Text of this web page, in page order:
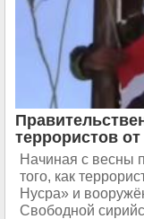
террористов
Начиная с весны
того, как
Нусра» и
Свободной